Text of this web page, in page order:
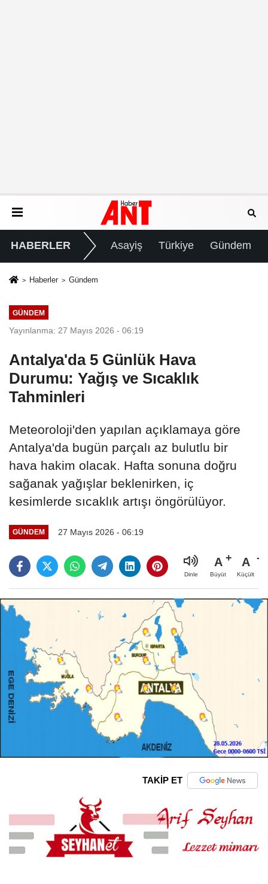
HABERLER Asayiş Türkiye Gündem
Haberler Gündem
GÜNDEM
Yayınlanma: 27 Mayıs 2026 - 06:19
Antalya'da 5 Günlük Hava
Durumu: Yağış ve Sıcaklık
Tahminleri
Meteoroloji'den yapılan açıklamaya göre
Antalya'da bugün parçalı az bulutlu bir
hava hakim olacak. Hafta sonuna doğru
sağanak yağışlar beklenirken, iç
kesimlerde sıcaklık artışı öngörülüyor.
GÜNDEM 27 Mayıs 2026 - 06:19
Dinle
A
Büyüt
A
Küçült
TAKİP ET